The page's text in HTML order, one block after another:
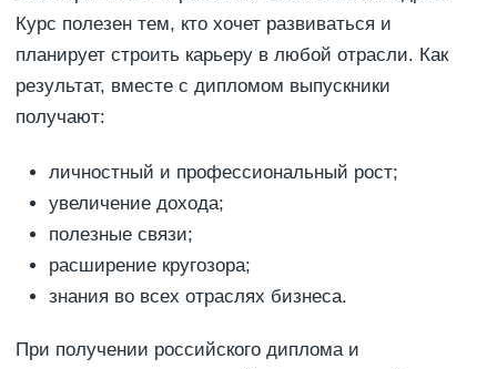
Курс полезен тем, кто хочет развиваться и
планирует строить карьеру в любой отрасли. Как
результат, вместе с дипломом выпускники
получают:
личностный и профессиональный рост;
увеличение дохода;
полезные связи;
расширение кругозора;
знания во всех отраслях бизнеса.
При получении российского диплома и